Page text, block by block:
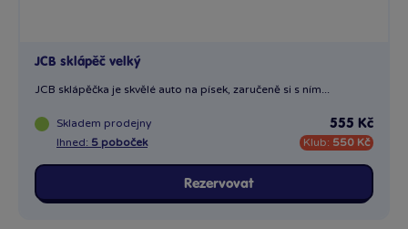
JCB sklápěč velký
JCB sklápěčka je skvělé auto na písek, zaručeně si s ním...
Skladem prodejny
Ihned: 5 poboček
555 Kč
Klub: 550 Kč
Rezervovat